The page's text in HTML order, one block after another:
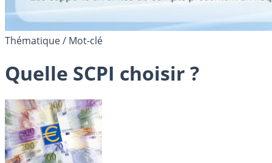
Thématique / Mot-clé
Quelle SCPI choisir ?